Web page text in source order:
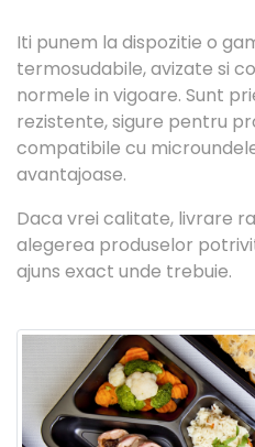
Iti punem la dispozitie o
termosudabile, avizate si
normele in vigoare. Sunt
rezistente, sigure pentru
compatibile cu
avantajoase.
Daca vrei calitate, livrare
alegerea produselor
ajuns exact unde trebuie.